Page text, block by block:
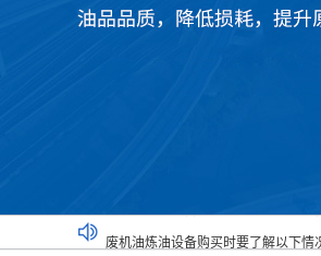
废机油炼油设备购买时要了解以下情况